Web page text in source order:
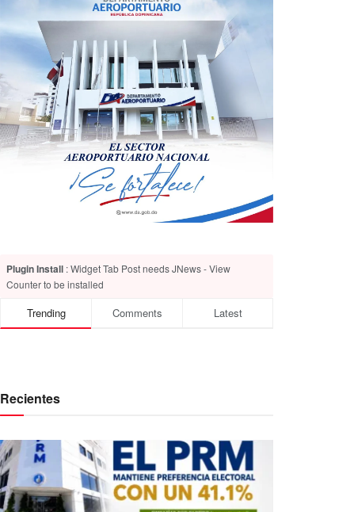
Plugin Install : Widget Tab Post needs JNews - View
Counter to be installed
Trending Comments Latest
Recientes